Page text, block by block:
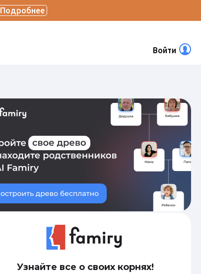
Подробнее
Войти
Узнайте все о своих корнях!